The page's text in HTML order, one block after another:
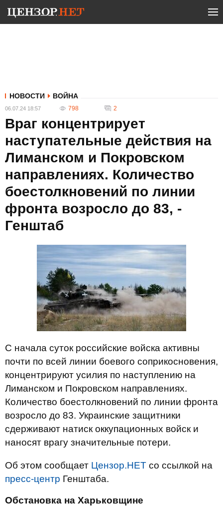
НОВОСТИ ВОЙНА
06.07.24 18:57 798 2
Враг концентрирует
наступательные действия на
Лиманском и Покровском
направлениях. Количество
боестолкновений по линии
фронта возросло до 83, -
Генштаб
С начала суток российские войска активны
почти по всей линии боевого соприкосновения,
концентрируют усилия по наступлению на
Лиманском и Покровском направлениях.
Количество боестолкновений по линии фронта
возросло до 83. Украинские защитники
сдерживают натиск оккупационных войск и
наносят врагу значительные потери.
Об этом сообщает Цензор.НЕТ со ссылкой на
пресс-центр Генштаба.
Обстановка на Харьковщине